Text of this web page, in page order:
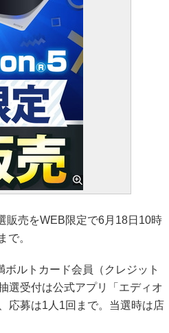
売をWEB限定で6月18日10時
で。
ルトカード会員（クレジット
選受付は公式アプリ「エディオ
応募は1人1回まで。当選時は店